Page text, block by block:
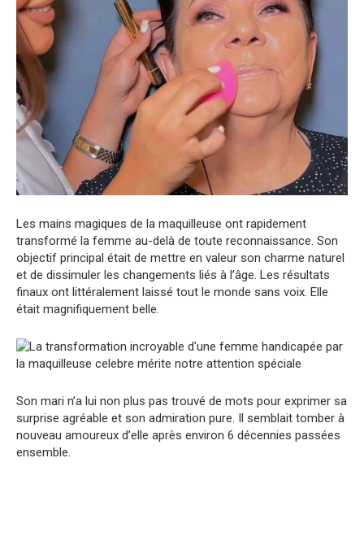
Les mains magiques de la maquilleuse ont rapidement
transformé la femme au-delà de toute reconnaissance. Son
objectif principal était de mettre en valeur son charme naturel
et de dissimuler les changements liés à l’âge. Les résultats
finaux ont littéralement laissé tout le monde sans voix. Elle
était magnifiquement belle.
Son mari n’a lui non plus pas trouvé de mots pour exprimer sa
surprise agréable et son admiration pure. Il semblait tomber à
nouveau amoureux d’elle après environ 6 décennies passées
ensemble.